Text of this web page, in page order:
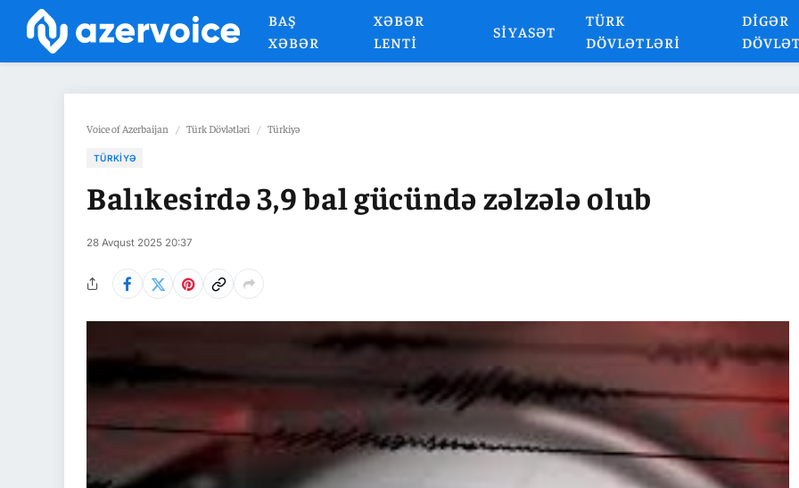
BAŞ
XƏBƏR
XƏBƏR
LENTI
SIYASƏT
TÜRK
DÖVLƏTLƏRI
DIGƏR
Voice of Azerbaijan / Türk Dövlətləri / Türkiyə
TÜRKIYƏ
Balıkesirdə 3,9 bal gücündə zəlzələ olub
28 Avqust 2025 20:37